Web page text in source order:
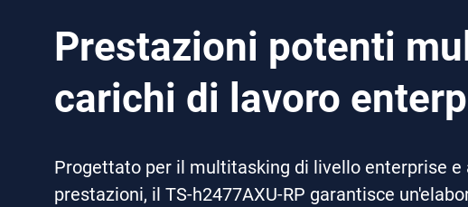
Prestazioni potenti
carichi di lavoro
Progettato per il multitasking di livello enterprise e
prestazioni, il TS-h2477AXU-RP garantisce